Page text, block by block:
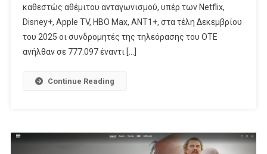
Συνδρομητές
Παρά
Αθέμιτο
καθεστώς αθέμιτου ανταγωνισμού, υπέρ των Netflix,
Disney+, Apple TV, HBO Max, ANT1+, στα τέλη Δεκεμβρίου
του 2025 οι συνδρομητές της τηλεόρασης του ΟΤΕ
ανήλθαν σε 777.097 έναντι […]
Continue Reading